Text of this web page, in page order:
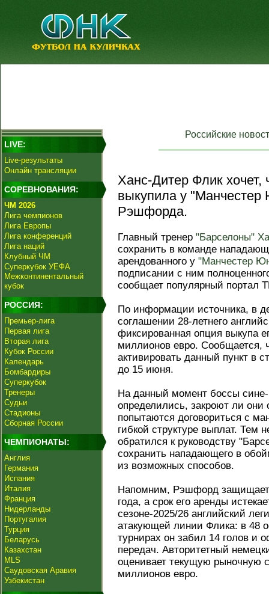
LIVE:
Live-результаты
Онлайн трансляции
СОРЕВНОВАНИЯ:
ЧМ 2026
Лига чемпионов
Лига Европы
Лига конференций
Лига наций
Клубный ЧМ
Суперкубок УЕФА
Межконтинентальный
кубок
РОССИЯ:
Премьер-лига
Первая лига
Вторая лига
Кубок России
Календарь
Бомбардиры
Суперкубок
Тренеры
Судьи
Стадионы
Сборная России
ЧЕМПИОНАТЫ:
Англия
Германия
Испания
Италия
Франция
Нидерланды
Португалия
Турция
Беларусь
Казахстан
MLS
Саудовская Аравия
Узбекистан
Российские
Ханс-Дитер Флик хочет,
выкупила у
Рэшфорда.
Главный тренер "Барселоны"
сохранить в команде
арендованного у "Манчестер
подписании с ним
сообщает популярный портал
По информации источника, в
соглашении 28-летнего
фиксированная опция выкупа
миллионов евро. Сообщается,
активировать данный пункт в
до 15 июня.
На данный момент боссы сине-
определились, закроют ли
попытаются договориться с
гибкой структуре выплат.
обратился к руководству
сохранить нападающего в
из возможных способов.
Напомним, Рэшфорд защищает
года, а срок его аренды
сезоне-2025/26 английский
атакующей линии Флика: в 48
турнирах он забил 14 голов и
передач. Авторитетный
оценивает текущую рыночную
миллионов евро.